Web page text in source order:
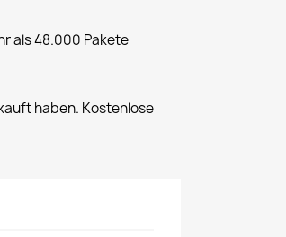
als 48.000 Pakete
haben. Kostenlose